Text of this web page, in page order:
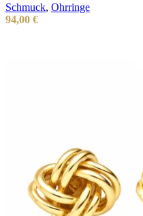
Schmuck, Ohrringe
94,00 €